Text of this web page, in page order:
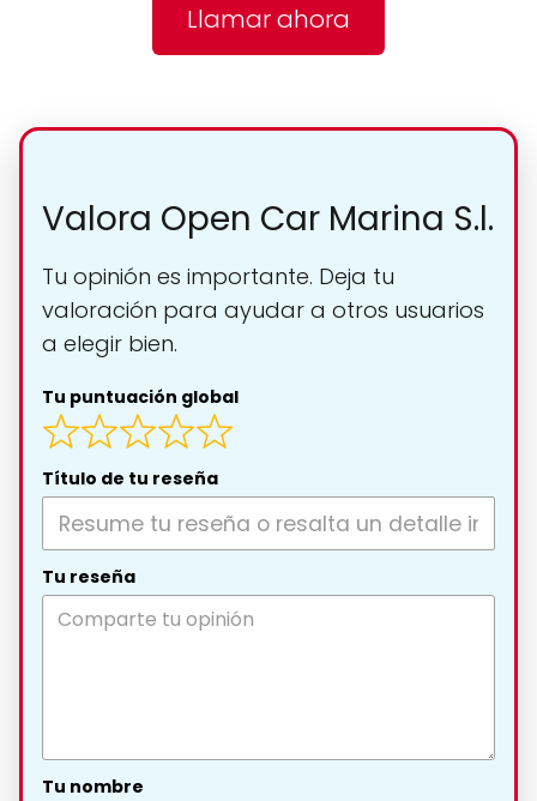
Llamar ahora
Valora Open Car Marina S.l.
Tu opinión es importante. Deja tu
valoración para ayudar a otros usuarios
a elegir bien.
Tu puntuación global
Título de tu reseña
Tu reseña
Tu nombre